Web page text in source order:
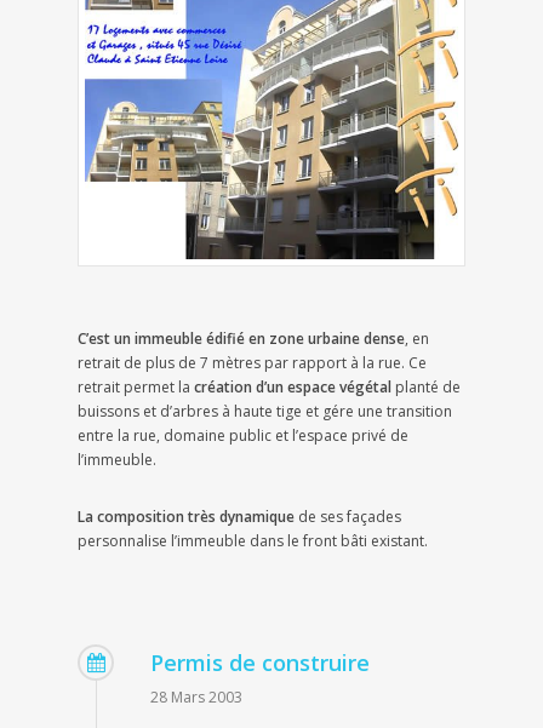
C’est un immeuble édifié en zone urbaine dense, en
retrait de plus de 7 mètres par rapport à la rue. Ce
retrait permet lacréation d’un espace végétal planté de
buissons et d’arbres à haute tige et gére une transition
entre la rue, domaine public et l’espace privé de
l’immeuble.
La composition très dynamique de ses façades
personnalise l’immeuble dans le front bâti existant.
Permis de construire
28 Mars 2003